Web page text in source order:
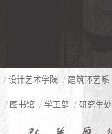
/ 设计艺术学院 / 建筑环艺系
/ 图书馆 / 学工部 / 研究生处